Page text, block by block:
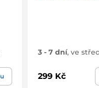
3 - 7 dní, ve
299 Kč